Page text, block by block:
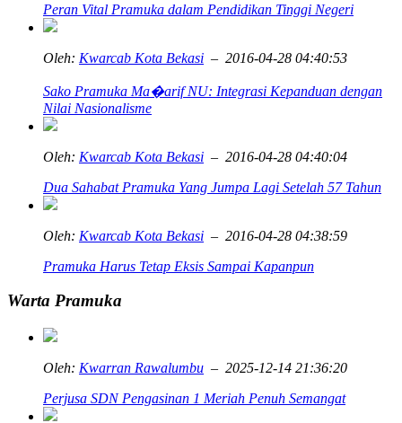
Peran Vital Pramuka dalam Pendidikan Tinggi Negeri
Oleh: Kwarcab Kota Bekasi – 2016-04-28 04:40:53
Sako Pramuka Ma�arif NU: Integrasi Kepanduan dengan
Nilai Nasionalisme
Oleh: Kwarcab Kota Bekasi – 2016-04-28 04:40:04
Dua Sahabat Pramuka Yang Jumpa Lagi Setelah 57 Tahun
Oleh: Kwarcab Kota Bekasi – 2016-04-28 04:38:59
Pramuka Harus Tetap Eksis Sampai Kapanpun
Warta Pramuka
Oleh: Kwarran Rawalumbu – 2025-12-14 21:36:20
Perjusa SDN Pengasinan 1 Meriah Penuh Semangat